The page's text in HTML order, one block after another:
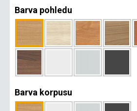
Barva pohledu
Barva korpusu